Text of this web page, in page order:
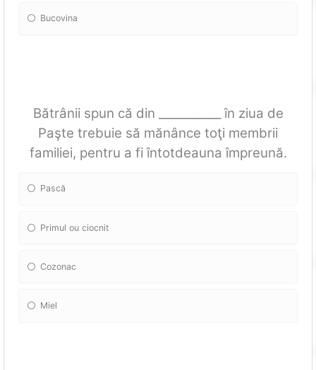
Bucovina
Bătrânii spun că din ___________ în ziua de
Paşte trebuie să mănânce toţi membrii
familiei, pentru a fi întotdeauna împreună.
Pască
Primul ou ciocnit
Cozonac
Miel